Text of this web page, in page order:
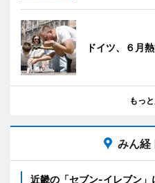
ドイツ、６月
もっ
みん経
近畿の「セブン-イレブン